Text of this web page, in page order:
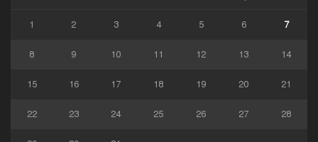
1 2 3 4 5 6 7
8 9 10 11 12 13 14
15 16 17 18 19 20 21
22 23 24 25 26 27 28